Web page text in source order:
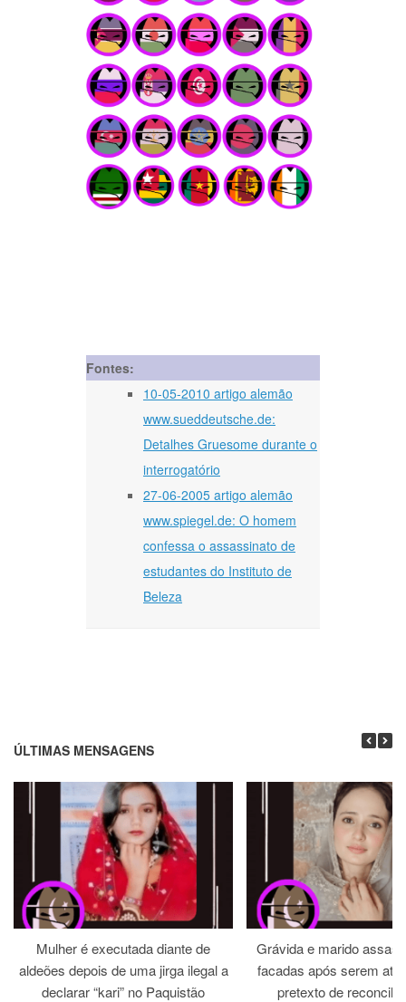
Fontes:
10-05-2010 artigo alemão
www.sueddeutsche.de:
Detalhes Gruesome durante o
interrogatório
27-06-2005 artigo alemão
www.spiegel.de: O homem
confessa o assassinato de
estudantes do Instituto de
Beleza
ÚLTIMAS MENSAGENS
Mulher é executada diante de
aldeões depois de uma jirga ilegal a
declarar “kari” no Paquistão
Grávida e marido
facadas após serem
pretexto de